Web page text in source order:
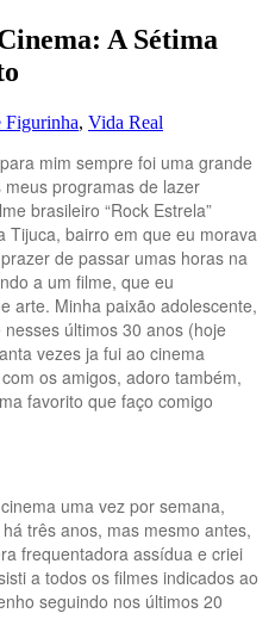
A Sétima
Figurinha, Vida Real
mim sempre foi uma grande
programas de lazer
brasileiro “Rock Estrela”
Tijuca, bairro em que eu morava
de passar umas horas na
a um filme, que eu
arte. Minha paixão adolescente,
últimos 30 anos (hoje
vezes ja fui ao cinema
os amigos, adoro também,
favorito que faço comigo
uma vez por semana,
três anos, mas mesmo antes,
frequentadora assídua e criei
a todos os filmes indicados ao
seguindo nos últimos 20